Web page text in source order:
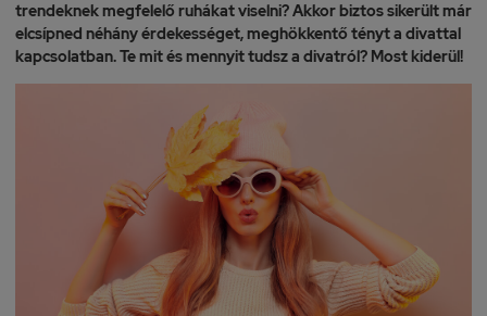
trendeknek megfelelő ruhákat viselni? Akkor biztos sikerült már
elcsípned néhány érdekességet, meghökkentő tényt a divattal
kapcsolatban. Te mit és mennyit tudsz a divatról? Most kiderül!